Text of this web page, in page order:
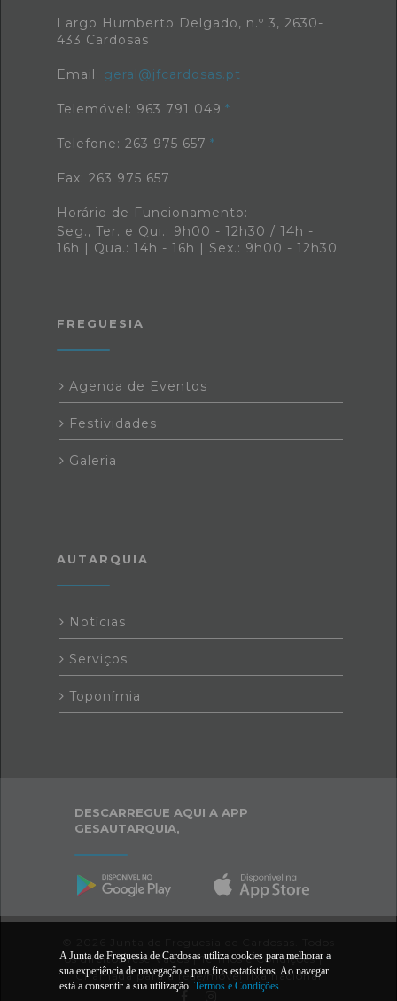
Largo Humberto Delgado, n.º 3, 2630-
433 Cardosas
Email: geral@jfcardosas.pt
Telemóvel: 963 791 049
Telefone: 263 975 657
Fax: 263 975 657
Horário de Funcionamento:
Seg., Ter. e Qui.: 9h00 - 12h30 / 14h -
16h | Qua.: 14h - 16h | Sex.: 9h00 - 12h30
FREGUESIA
Agenda de Eventos
Festividades
Galeria
AUTARQUIA
Notícias
Serviços
Toponímia
DESCARREGUE AQUI A APP
GESAUTARQUIA,
os direitos reservados |Termos e Condições| *
Chamada para a rede/móvel fixa nacional
A Junta de Freguesia de Cardosas utiliza cookies para melhorar a
sua experiência de navegação e para fins estatísticos. Ao navegar
está a consentir a sua utilização. Termos e Condições